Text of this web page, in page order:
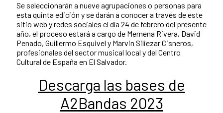
Se seleccionarán a nueve agrupaciones o personas para
esta quinta edición y se darán a conocer a través de este
sitio web y redes sociales el día 24 de febrero del presente
año, el proceso estará a cargo de Memena Rivera, David
Penado, Guillermo Esquivel y Marvin Siliezar Cisneros,
profesionales del sector musical local y del Centro
Cultural de España en El Salvador.
Descarga las bases de
A2Bandas 2023